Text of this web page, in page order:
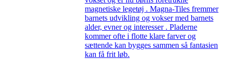
magnetiske legetøj . Magna-Tiles fremmer
barnets udvikling og vokser med barnets
alder, evner og interesser . Pladerne
kommer ofte i flotte klare farver og
sættende kan bygges sammen så fantasien
kan få frit løb.